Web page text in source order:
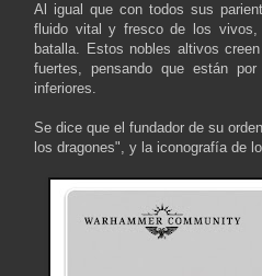
Al igual que con todos sus
fluido vital y fresco de los vivos,
batalla. Estos nobles altivos
fuertes, pensando que están
inferiores.
Se dice que el fundador de su
los dragones", y la iconografía de